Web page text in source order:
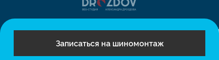
Записаться на шиномонтаж